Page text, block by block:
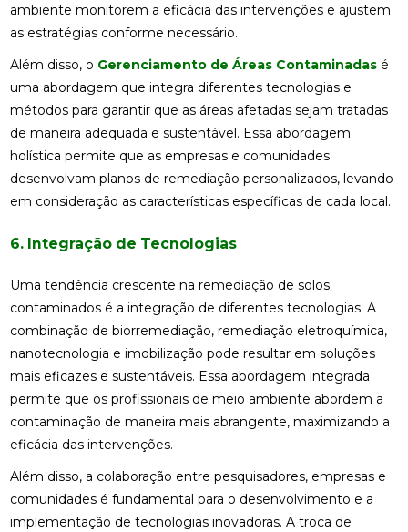
ambiente monitorem a eficácia das intervenções e ajustem
as estratégias conforme necessário.
Além disso, o Gerenciamento de Áreas Contaminadasé
uma abordagem que integra diferentes tecnologias e
métodos para garantir que as áreas afetadas sejam tratadas
de maneira adequada e sustentável. Essa abordagem
holística permite que as empresas e comunidades
desenvolvam planos de remediação personalizados, levando
em consideração as características específicas de cada local.
6. Integração de Tecnologias
Uma tendência crescente na remediação de solos
contaminados é a integração de diferentes tecnologias. A
combinação de biorremediação, remediação eletroquímica,
nanotecnologia e imobilização pode resultar em soluções
mais eficazes e sustentáveis. Essa abordagem integrada
permite que os profissionais de meio ambiente abordem a
contaminação de maneira mais abrangente, maximizando a
eficácia das intervenções.
Além disso, a colaboração entre pesquisadores, empresas e
comunidades é fundamental para o desenvolvimento e a
implementação de tecnologias inovadoras. A troca de